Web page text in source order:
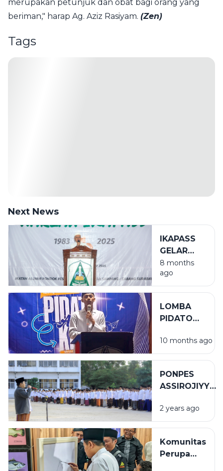
merupakan petunjuk dan obat bagi orang yang
beriman," harap Ag. Aziz Rasiyam. (Zen)
Tags
Next News
IKAPASS
GELAR
HARLAH
KE-42 DI
ALUN-
SURABAYA
8 months
ago
LOMBA
PIDATO
MEMASUKI
SISTEM
10 months ago
PONPES
ASSIROJIYYAH
GELAR APEL
HSN 2024 M
2 years ago
Komunitas
Perupa